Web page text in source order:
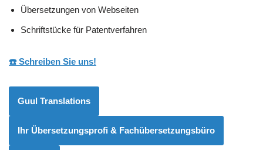
Übersetzungen von Webseiten
Schriftstücke für Patentverfahren
☎️ Schreiben Sie uns!
Guul Translations
Ihr Übersetzungsprofi & Fachübersetzungsbüro